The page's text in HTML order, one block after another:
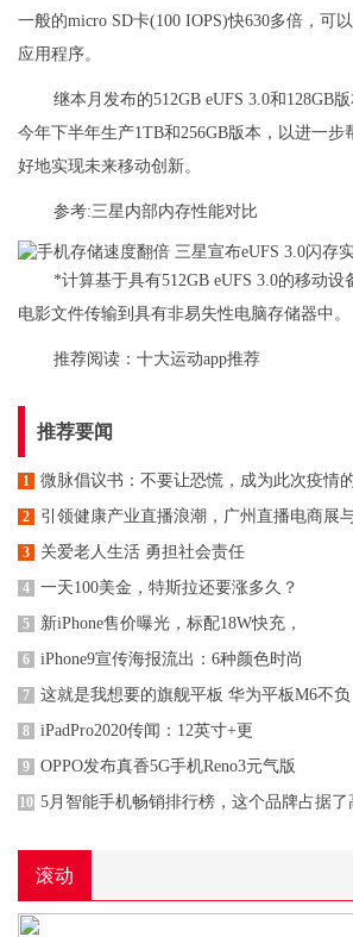
一般的micro SD卡(100 IOPS)快630多倍，可
应用程序。
继本月发布的512GB eUFS 3.0和128GB
今年下半年生产1TB和256GB版本，以进一步
好地实现未来移动创新。
参考:三星内部内存性能对比
*计算基于具有512GB eUFS 3.0的移动设
电影文件传输到具有非易失性电脑存储器中。
推荐阅读： 十大运动app推荐
推荐要闻
1 微脉倡议书：不要让恐慌，成为此次疫情
2 引领健康产业直播浪潮，广州直播电商展
3 关爱老人生活 勇担社会责任
4 一天100美金，特斯拉还要涨多久？
5 新iPhone售价曝光，标配18W快充，
6 iPhone9宣传海报流出：6种颜色时尚
7 这就是我想要的旗舰平板 华为平板M6不负
8 iPadPro2020传闻：12英寸+更
9 OPPO发布真香5G手机Reno3元气版
10 5月智能手机畅销排行榜，这个品牌占据了
滚动